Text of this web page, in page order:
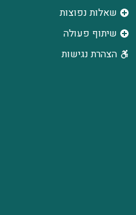
שאלות נפוצות
שיתוף פעולה
הצהרת נגישות